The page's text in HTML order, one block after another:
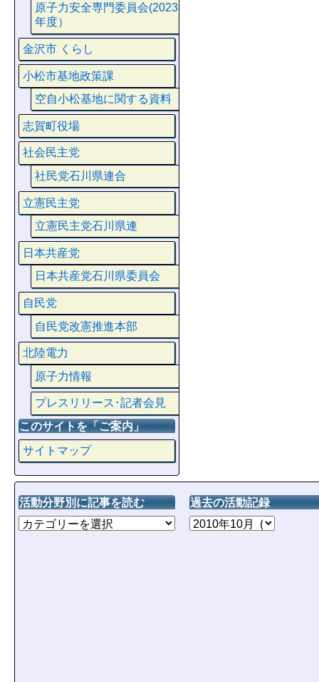
原子力安全専門委員会(2023
年度）
金沢市 くらし
小松市基地政策課
空自小松基地に関する資料
志賀町役場
社会民主党
社民党石川県連合
立憲民主党
立憲民主党石川県連
日本共産党
日本共産党石川県委員会
自民党
自民党改憲推進本部
北陸電力
原子力情報
プレスリリース･記者会見
このサイトを「ご案内」
サイトマップ
活動分野別に記事を読む 過去の活動記録